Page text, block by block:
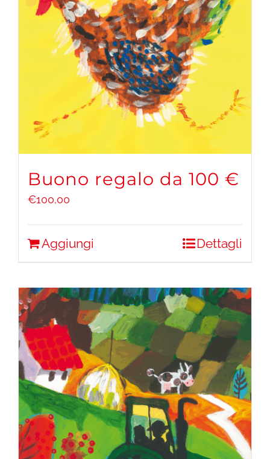
Buono regalo da 100 €
€100,00
Aggiungi Dettagli